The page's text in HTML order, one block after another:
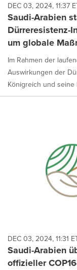
DEC 03, 2024, 11:37
Saudi-Arabien
Dürreresistenz-
um globale
Im Rahmen der
Auswirkungen der
Königreich und seine
DEC 03, 2024, 11:31
Saudi-Arabien
offizieller